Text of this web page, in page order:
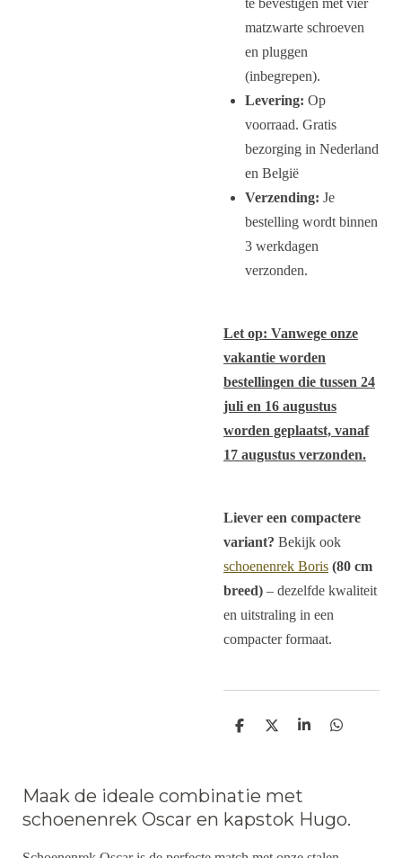
te bevestigen met vier
matzwarte schroeven
en pluggen
(inbegrepen).
Levering: Op
voorraad. Gratis
bezorging in Nederland
en België
Verzending: Je
bestelling wordt binnen
3 werkdagen
verzonden.
Let op: Vanwege onze
vakantie worden
bestellingen die tussen 24
juli en 16 augustus
worden geplaatst, vanaf
17 augustus verzonden.
Liever een compactere
variant? Bekijk ook
schoenenrek Boris (80 cm
breed) – dezelfde kwaliteit
en uitstraling in een
compacter formaat.
D
n
D
S
D
Maak de ideale combinatie met
schoenenrek Oscar en kapstok Hugo.